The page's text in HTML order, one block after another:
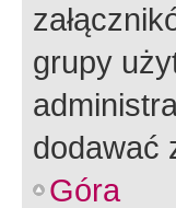
grupy
dodawać
Góra